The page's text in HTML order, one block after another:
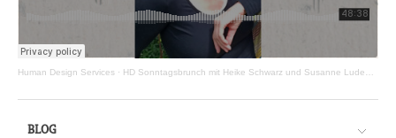
Human Design Services · HD Sonntagsbrunch mit Heike Schwarz und Susanne Ludewig - Episode 01.07.2025
BLOG